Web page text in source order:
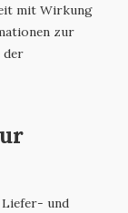
mit Wirkung
zur
der
und